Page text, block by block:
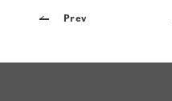
Prev